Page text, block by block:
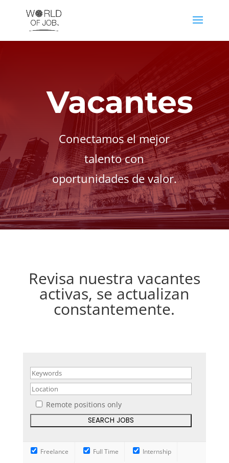
Vacantes
Conectamos el mejor
talento con
oportunidades de valor.
Revisa nuestra vacantes
activas, se actualizan
constantemente.
Remote positions only
Freelance Full Time Internship